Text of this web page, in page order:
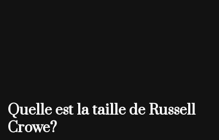
Quelle est la taille de Russell
Crowe?